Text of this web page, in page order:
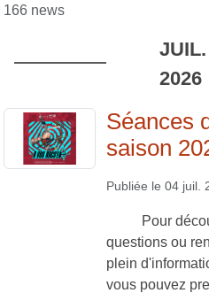
166 news
JUIL.
2026
Séances
saison
Publiée le 04 juil.
Pour
questions ou
plein
vous pouvez